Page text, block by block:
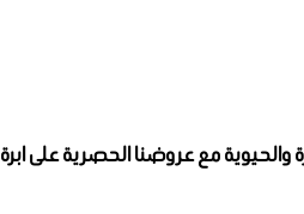
مع عروضنا الحصرية على ابرة